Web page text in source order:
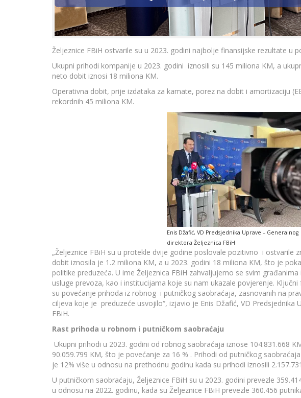
Željeznice FBiH ostvarile su u 2023. godini najbolje finansijske rezultate u
Ukupni prihodi kompanije u 2023. godini iznosili su 145 miliona KM, a
neto dobit iznosi 18 miliona KM.
Operativna dobit, prije izdataka za kamate, porez na dobit i amortizaciju
rekordnih 45 miliona KM.
Enis Džafić, VD Predsjednika Uprave – Generalnog
direktora Željeznica FBiH
„Željeznice FBiH su u protekle dvije godine poslovale pozitivno i ostvarile
dobit iznosila je 1.2 miliona KM, a u 2023. godini 18 miliona KM, što je
politike preduzeća. U ime Željeznica FBiH zahvaljujemo se svim
usluge prevoza, kao i institucijama koje su nam ukazale povjerenje.
su povećanje prihoda iz robnog i putničkog saobraćaja, zasnovanih na
ciljeva koje je preduzeće usvojilo“, izjavio je Enis Džafić, VD Predsjednika
FBiH.
Rast prihoda u robnom i putničkom saobraćaju
Ukupni prihodi u 2023. godini od robnog saobraćaja iznose 104.831.668
90.059.799 KM, što je povećanje za 16 % . Prihodi od putničkog
je 12% više u odnosu na prethodnu godinu kada su prihodi iznosili
U putničkom saobraćaju, Željeznice FBiH su u 2023. godini prevezle
u odnosu na 2022. godinu, kada su Željeznice FBiH prevezle 360.456